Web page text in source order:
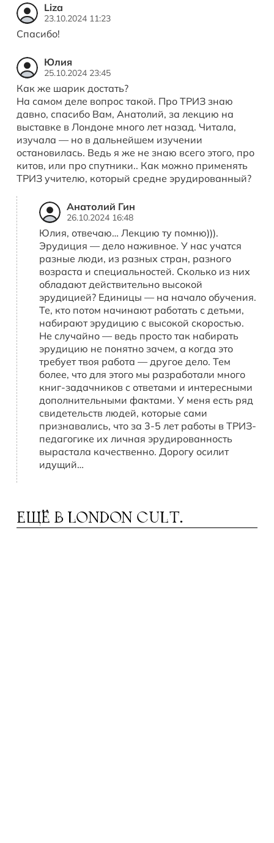
Liza
23.10.2024 11:23
Спасибо!
Юлия
25.10.2024 23:45
Как же шарик достать?
На самом деле вопрос такой. Про ТРИЗ знаю
давно, спасибо Вам, Анатолий, за лекцию на
выставке в Лондоне много лет назад. Читала,
изучала — но в дальнейшем изучении
остановилась. Ведь я же не знаю всего этого, про
китов, или про спутники.. Как можно применять
ТРИЗ учителю, который средне эрудированный?
Анатолий Гин
26.10.2024 16:48
Юлия, отвечаю… Лекцию ту помню))).
Эрудиция — дело наживное. У нас учатся
разные люди, из разных стран, разного
возраста и специальностей. Сколько из них
обладают действительно высокой
эрудицией? Единицы — на начало обучения.
Те, кто потом начинают работать с детьми,
набирают эрудицию с высокой скоростью.
Не случайно — ведь просто так набирать
эрудицию не понятно зачем, а когда это
требует твоя работа — другое дело. Тем
более, что для этого мы разработали много
книг-задачников с ответами и интересными
дополнительными фактами. У меня есть ряд
свидетельств людей, которые сами
признавались, что за 3-5 лет работы в ТРИЗ-
педагогике их личная эрудированность
вырастала качественно. Дорогу осилит
идущий…
ЕЩЁ В LONDON CULT.